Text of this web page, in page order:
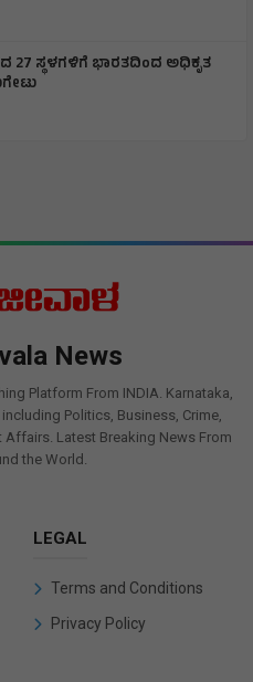
27 ಸ್ಥಳಗಳಿಗೆ ಭಾರತದಿಂದ ಅಧಿಕೃತ
News
Platform From INDIA. Karnataka,
Politics, Business, Crime,
Affairs. Latest Breaking News From
the World.
LEGAL
Terms and Conditions
Privacy Policy